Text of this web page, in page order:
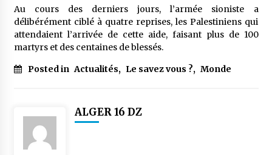
sensibilisation sur la lutte contre le travail
informel
2 semaines ago
fabriquée localement : Une équipe d’étudiants
Université Alger 3 : Lancement d’un master à
cursus intégré à la licence en communication
Au cours des derniers jours, l’armée sioniste a
délibérément ciblé à quatre reprises, les Palestiniens qui
attendaient l’arrivée de cette aide, faisant plus de 100
martyrs et des centaines de blessés.
Posted in Actualités, Le savez vous ?, Monde
ALGER 16 DZ